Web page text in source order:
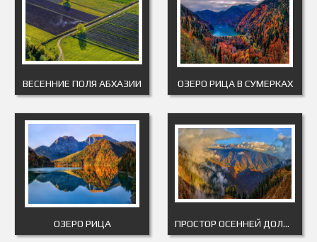
ВЕСЕННИЕ ПОЛЯ АБХАЗИИ ОЗЕРО РИЦА В СУМЕРКАХ
ОЗЕРО РИЦА ПРОСТОР ОСЕННЕЙ ДОЛИНЫ